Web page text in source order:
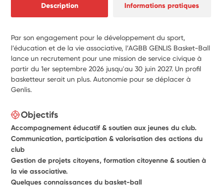
Description Informations pratiques
Par son engagement pour le développement du sport,
l’éducation et de la vie associative, l’AGBB GENLIS Basket-Ball
lance un recrutement pour une mission de service civique à
partir du 1er septembre 2026 jusqu'au 30 juin 2027. Un profil
basketteur serait un plus. Autonomie pour se déplacer à
Genlis.
Objectifs
Accompagnement éducatif & soutien aux jeunes du club.
Communication, participation & valorisation des actions du
club
Gestion de projets citoyens, formation citoyenne & soutien à
la vie associative.
Quelques connaissances du basket-ball